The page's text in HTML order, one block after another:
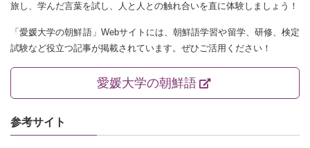
旅し、学んだ言葉を試し、人と人との触れ合いを直に体験しましょう！
「愛媛大学の朝鮮語」Webサイトには、朝鮮語学習や留学、研修、検定
試験など役立つ記事が掲載されています。ぜひご活用ください！
愛媛大学の朝鮮語
参考サイト